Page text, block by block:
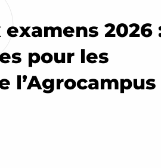
2026
pour les
l’Agrocampus